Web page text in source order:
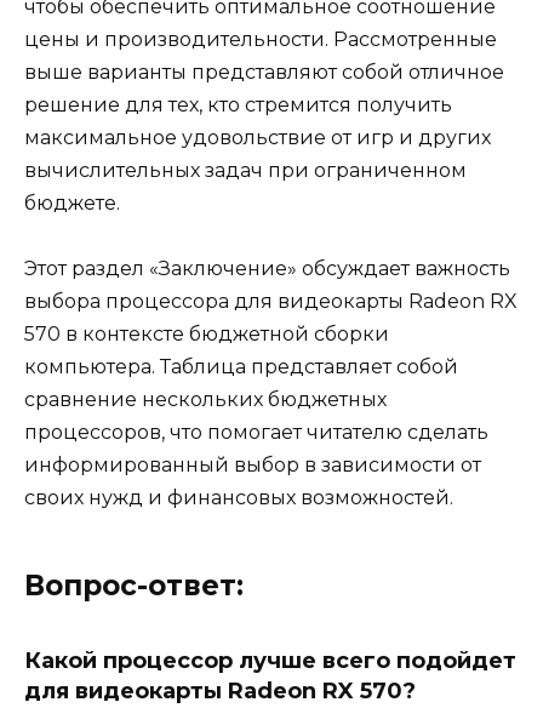
чтобы обеспечить оптимальное соотношение
цены и производительности. Рассмотренные
выше варианты представляют собой отличное
решение для тех, кто стремится получить
максимальное удовольствие от игр и других
вычислительных задач при ограниченном
бюджете.
Этот раздел «Заключение» обсуждает важность
выбора процессора для видеокарты Radeon RX
570 в контексте бюджетной сборки
компьютера. Таблица представляет собой
сравнение нескольких бюджетных
процессоров, что помогает читателю сделать
информированный выбор в зависимости от
своих нужд и финансовых возможностей.
Вопрос-ответ:
Какой процессор лучше всего подойдет
для видеокарты Radeon RX 570?